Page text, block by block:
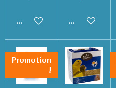
Ajouter au panierAjouter au
Promotion
!